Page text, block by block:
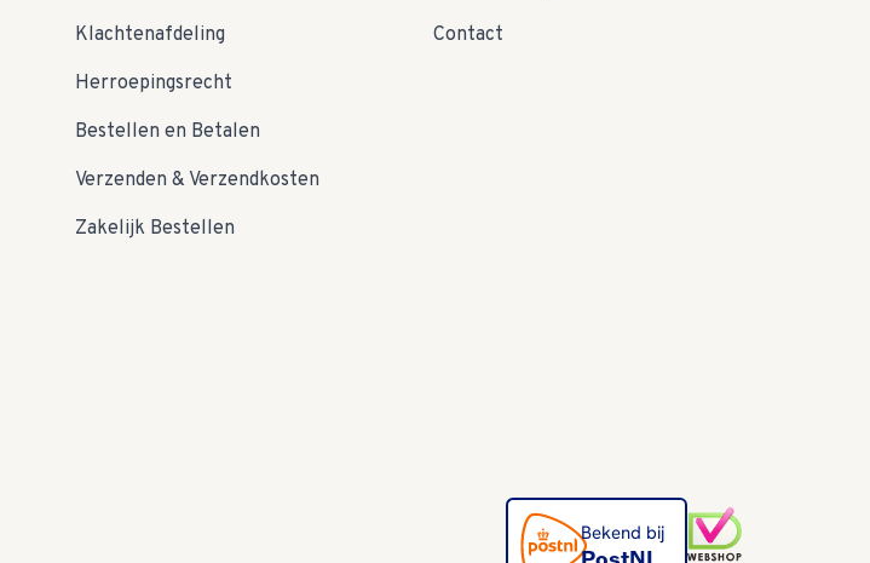
Klachtenafdeling
Herroepingsrecht
Bestellen en Betalen
Verzenden & Verzendkosten
Zakelijk Bestellen
Contact